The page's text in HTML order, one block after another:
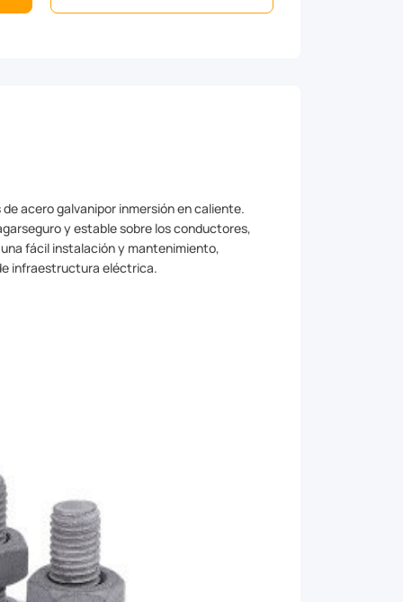
acero galvanipor inmersión en caliente.
y estable sobre los conductores,
fácil instalación y mantenimiento,
infraestructura eléctrica.